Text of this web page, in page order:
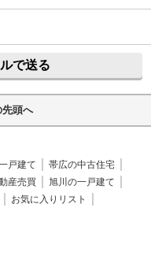
で送る
先頭へ
戸建て
帯広の中古住宅
産売買
旭川の一戸建て
お気に入りリスト